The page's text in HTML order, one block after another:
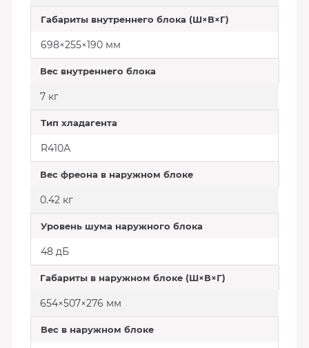
Габариты внутреннего блока (Ш×В×Г)
698×255×190 мм
Вес внутреннего блока
7 кг
Тип хладагента
R410А
Вес фреона в наружном блоке
0.42 кг
Уровень шума наружного блока
48 дБ
Габариты в наружном блоке (Ш×В×Г)
654×507×276 мм
Вес в наружном блоке